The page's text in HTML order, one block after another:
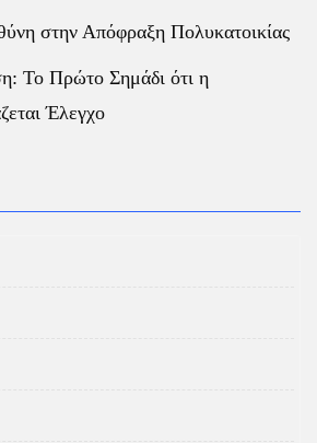
στην Απόφραξη Πολυκατοικίας
Το Πρώτο Σημάδι ότι η
Έλεγχο